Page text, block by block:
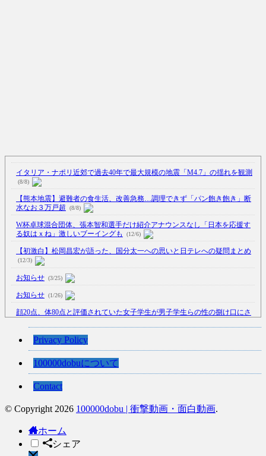
イタリア・ナポリ近郊で過去40年で最大規模の地震「M4.7」の揺れを観測
(8/8)
【熊本地震】避難者の食生活、改善急務…調理できず「パン飽き飽き」断
水なお３万戸超
(8/8)
W杯卓球混合団体、張本智和選手だけ紹介アナウンスなし「日本を応援す
る奴はｘね」激しいブーイングも
(12/6)
【初激白】松岡昌宏が語った、国分太一への思いと日テレへの疑問まとめ
(12/3)
お知らせ (3/25)
お知らせ (1/26)
顔20点、体80点と評価されていた女子学生が男子学生らの性の捌け口にさ
【中国】処理水の問題化狙うも不発？ASEAN関連会合で賛同広がらず
【韓国】54.1％「IAEA報告書を信用しない」
Powered by livedoor 相互RSS
Privacy Policy
100000dobuについて
Contact
© Copyright 2026 100000dobu | 衝撃動画・面白動画.
ホーム
シェア